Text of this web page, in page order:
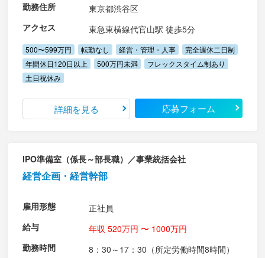
勤務住所
東京都渋谷区
アクセス
東急東横線代官山駅 徒歩5分
500〜599万円 転勤なし 経営・管理・人事
完全週休二日制
年間休日120日以上
500万円未満
フレックスタイム制あり
土日祝休み
詳細を見る 応募フォーム
IPO準備室（係長～部長職）／事業統括会社
経営企画・経営幹部
雇用形態
正社員
給与
年収 520万円 〜 1000万円
勤務時間
8：30～17：30（所定労働時間8時間）